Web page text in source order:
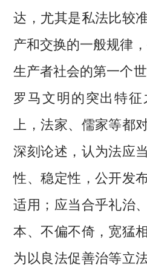
达，尤其是私法比较
产和交换的一般规律
生产者社会的第一个
罗马文明的突出特
上，法家、儒家等都
深刻论述，认为法应
性、稳定性，公开发
适用；应当合乎礼治
本、不偏不倚，宽猛
为以良法促善治等立